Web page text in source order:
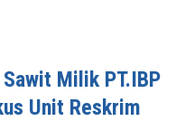
Milik PT.IBP
Unit Reskrim